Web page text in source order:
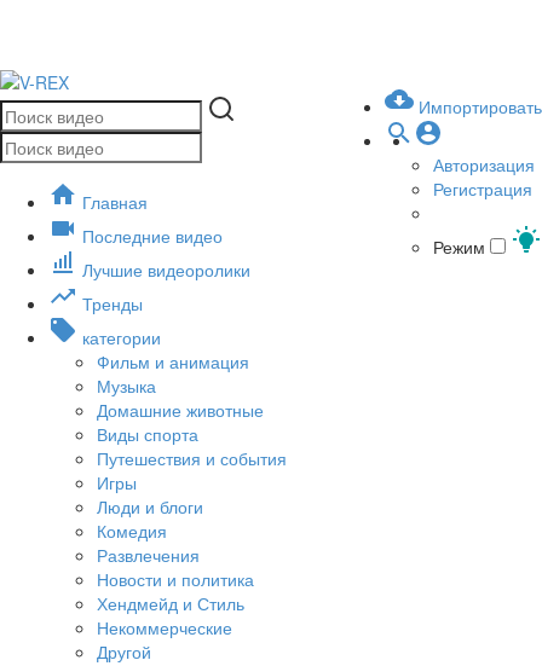
Импортировать
Авторизация
Регистрация
Режим
Главная
Последние видео
Лучшие видеоролики
Тренды
категории
Фильм и анимация
Музыка
Домашние животные
Виды спорта
Путешествия и события
Игры
Люди и блоги
Комедия
Развлечения
Новости и политика
Хендмейд и Стиль
Некоммерческие
Другой